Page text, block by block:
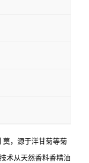
薁，源于洋甘菊等菊
术从天然香料香精油